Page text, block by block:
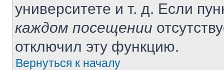
университете и т. д. Если
каждом посещении
отключил эту функцию.
Вернуться к началу